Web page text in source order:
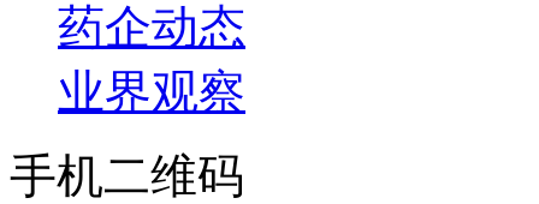
药企动态
业界观察
手机二维码